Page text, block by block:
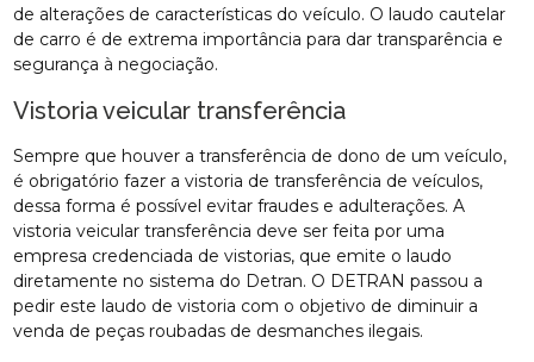
de alterações de características do veículo. O laudo cautelar
de carro é de extrema importância para dar transparência e
segurança à negociação.
Vistoria veicular transferência
Sempre que houver a transferência de dono de um veículo,
é obrigatório fazer a vistoria de transferência de veículos,
dessa forma é possível evitar fraudes e adulterações. A
vistoria veicular transferência deve ser feita por uma
empresa credenciada de vistorias, que emite o laudo
diretamente no sistema do Detran. O DETRAN passou a
pedir este laudo de vistoria com o objetivo de diminuir a
venda de peças roubadas de desmanches ilegais.